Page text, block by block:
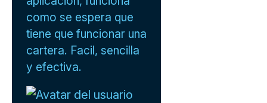
como se espera que
tiene que funcionar una
cartera. Facil, sencilla
y efectiva.